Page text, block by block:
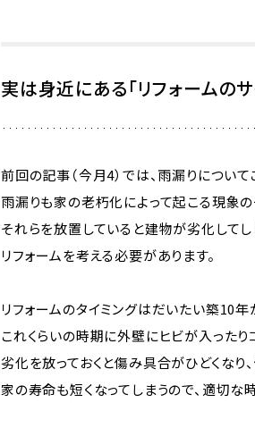
実は身近にある「リフォームのサ
前回の記事（今月4）では、雨漏りについて
雨漏りも家の老朽化によって起こる現象
それらを放置していると建物が劣化して
リフォームを考える必要があります。
リフォームのタイミングはだいたい築10
これくらいの時期に外壁にヒビが入ったり
劣化を放っておくと傷み具合がひどくなり
家の寿命も短くなってしまうので、適切な